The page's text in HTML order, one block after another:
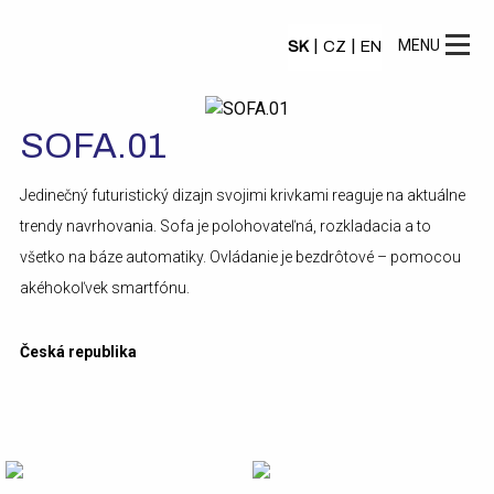
MENU
SK| CZ | EN
SOFA.01
Jedinečný futuristický dizajn svojimi krivkami reaguje na aktuálne
trendy navrhovania. Sofa je polohovateľná, rozkladacia a to
všetko na báze automatiky. Ovládanie je bezdrôtové – pomocou
akéhokoľvek smartfónu.
Česká republika